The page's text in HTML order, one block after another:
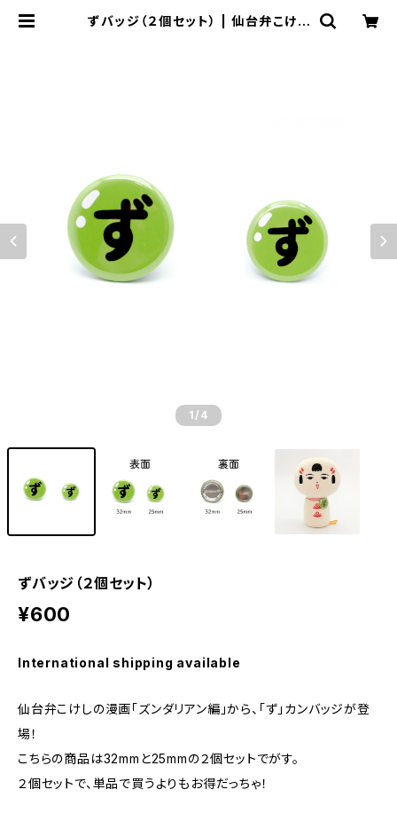
ずバッジ（２個セット） | 仙台弁こけし
1 /4
ずバッジ（２個セット）
¥600
International shipping available
仙台弁こけしの漫画「ズンダリアン編」から、「ず」カンバッジが登
場！
こちらの商品は32mmと25mmの２個セットでがす。
２個セットで、単品で買うよりもお得だっちゃ！